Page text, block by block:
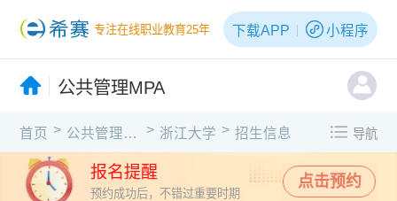
专注在线职业教育25年 下载APP 小程序
公共管理MPA
首页 > 公共管理MPA > 浙江大学 > 招生信息 导航
报名提醒
预约成功后，不错过重要时期
点击预约